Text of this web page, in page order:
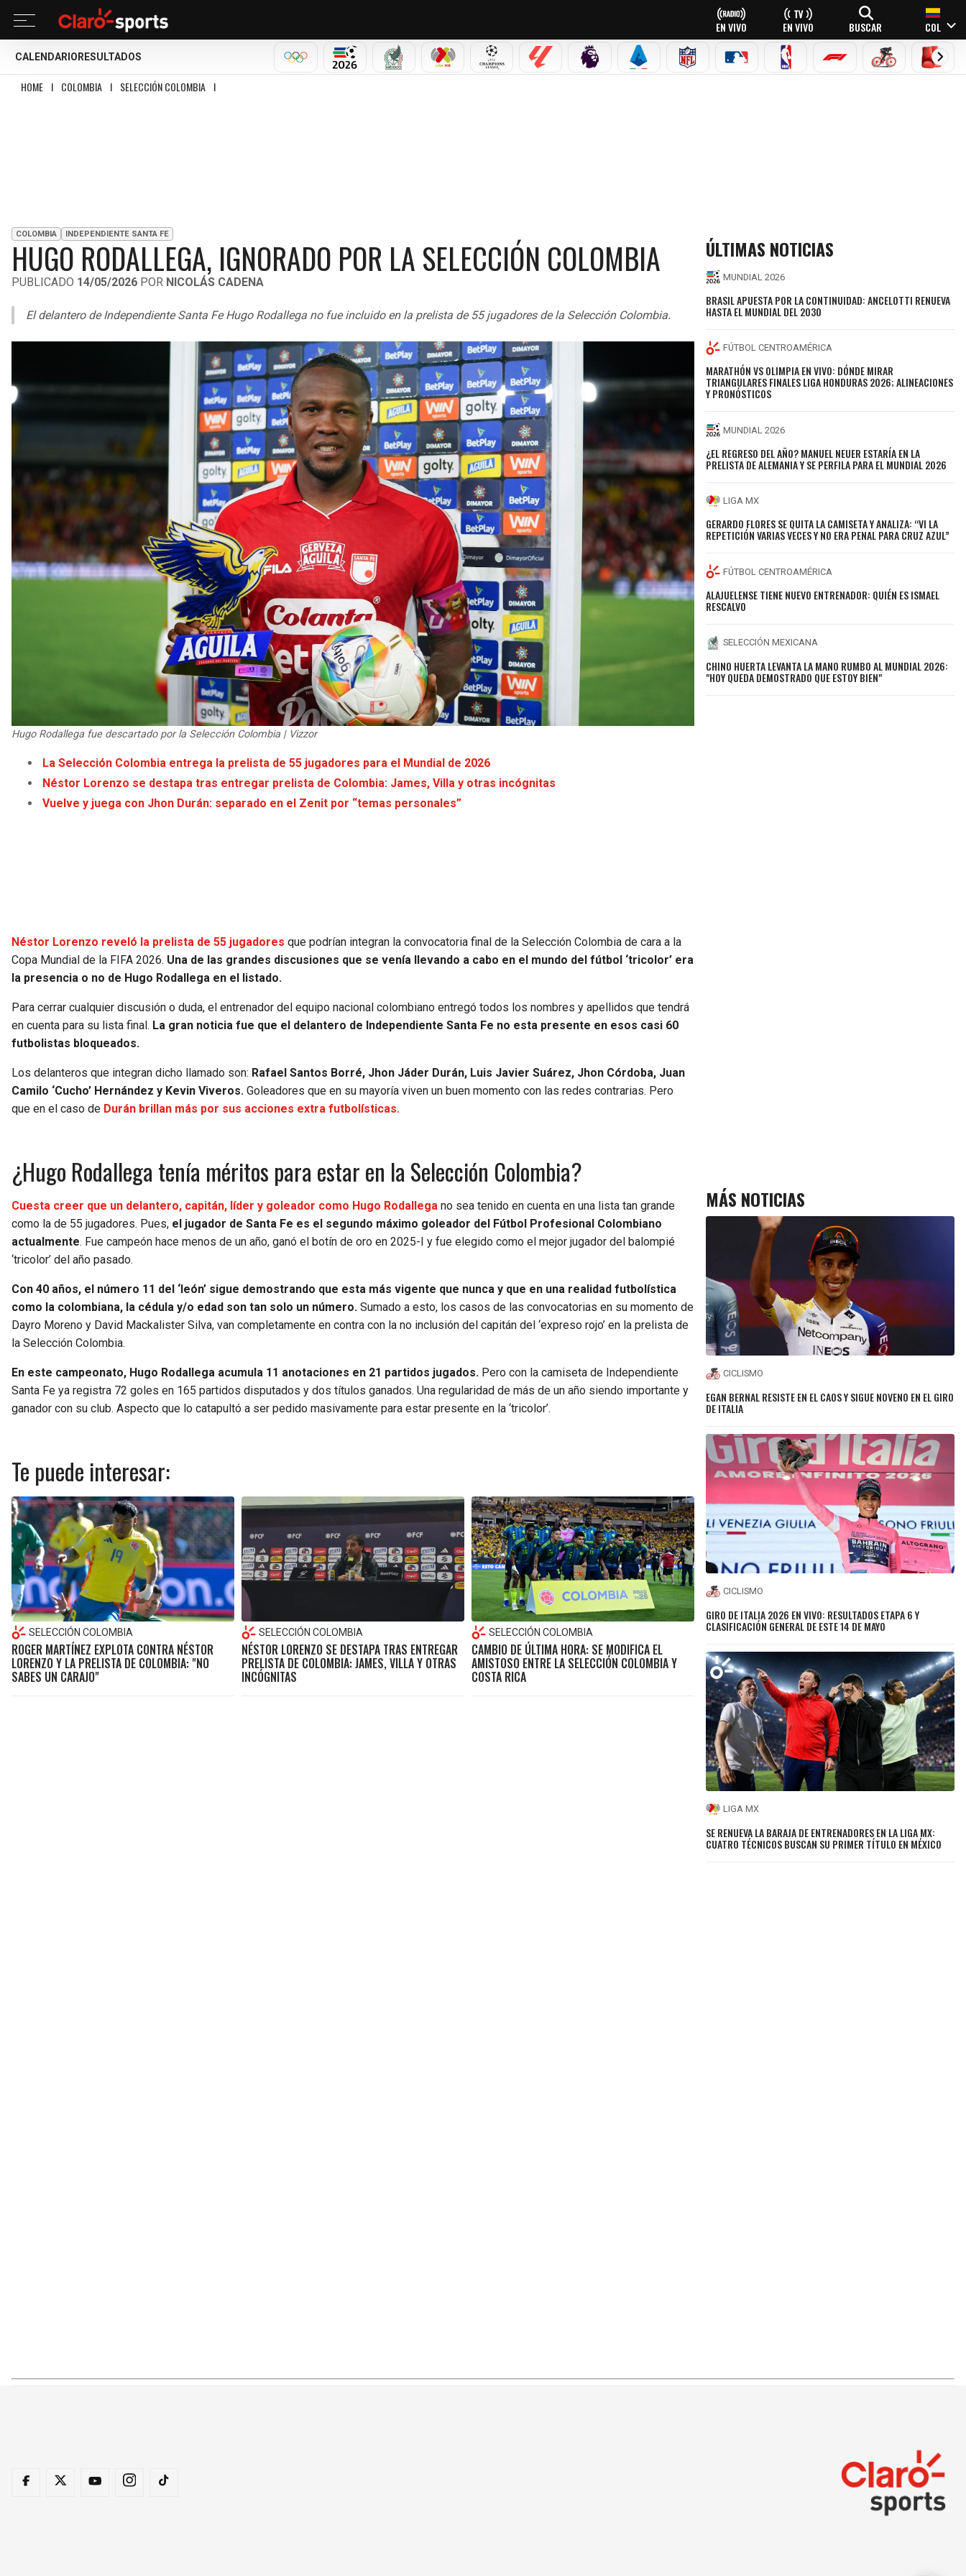
EN VIVO EN VIVO BUSCAR COL
CALENDARIO RESULTADOS
OLÍMPICOSMUNDIAL 2026SELECCIÓN MEXICANA
LIGA MX CHAMPIONS LEAGUE
LALIGA PREMIER LEAGUE
SERIE A NFL MLB NBA FÓRMULA 1CICLISMOBOXEO
HOME I COLOMBIA I SELECCIÓN COLOMBIA I
COLOMBIA INDEPENDIENTE SANTA FE
HUGO RODALLEGA, IGNORADO POR LA SELECCIÓN COLOMBIA
PUBLICADO 14/05/2026 POR NICOLÁS CADENA
El delantero de Independiente Santa Fe Hugo Rodallega no fue incluido en la prelista de 55 jugadores de la Selección Colombia.
Hugo Rodallega fue descartado por la Selección Colombia | Vizzor
La Selección Colombia entrega la prelista de 55 jugadores para el Mundial de 2026
Néstor Lorenzo se destapa tras entregar prelista de Colombia: James, Villa y otras incógnitas
Vuelve y juega con Jhon Durán: separado en el Zenit por “temas personales”
Néstor Lorenzo reveló la prelista de 55 jugadores que podrían integran la convocatoria final de la Selección Colombia de cara a la
Copa Mundial de la FIFA 2026. Una de las grandes discusiones que se venía llevando a cabo en el mundo del fútbol ‘tricolor’ era
la presencia o no de Hugo Rodallega en el listado.
Para cerrar cualquier discusión o duda, el entrenador del equipo nacional colombiano entregó todos los nombres y apellidos que tendrá
en cuenta para su lista final. La gran noticia fue que el delantero de Independiente Santa Fe no esta presente en esos casi 60
futbolistas bloqueados.
Los delanteros que integran dicho llamado son: Rafael Santos Borré, Jhon Jáder Durán, Luis Javier Suárez, Jhon Córdoba, Juan
Camilo ‘Cucho’ Hernández y Kevin Viveros. Goleadores que en su mayoría viven un buen momento con las redes contrarias. Pero
que en el caso de Durán brillan más por sus acciones extra futbolísticas.
¿Hugo Rodallega tenía méritos para estar en la Selección Colombia?
Cuesta creer que un delantero, capitán, líder y goleador como Hugo Rodallega no sea tenido en cuenta en una lista tan grande
como la de 55 jugadores. Pues, el jugador de Santa Fe es el segundo máximo goleador del Fútbol Profesional Colombiano
actualmente. Fue campeón hace menos de un año, ganó el botín de oro en 2025-I y fue elegido como el mejor jugador del balompié
‘tricolor’ del año pasado.
Con 40 años, el número 11 del ‘león’ sigue demostrando que esta más vigente que nunca y que en una realidad futbolística
como la colombiana, la cédula y/o edad son tan solo un número. Sumado a esto, los casos de las convocatorias en su momento de
Dayro Moreno y David Mackalister Silva, van completamente en contra con la no inclusión del capitán del ‘expreso rojo’ en la prelista de
la Selección Colombia.
En este campeonato, Hugo Rodallega acumula 11 anotaciones en 21 partidos jugados. Pero con la camiseta de Independiente
Santa Fe ya registra 72 goles en 165 partidos disputados y dos títulos ganados. Una regularidad de más de un año siendo importante y
ganador con su club. Aspecto que lo catapultó a ser pedido masivamente para estar presente en la ‘tricolor’.
Te puede interesar:
SELECCIÓN COLOMBIA
ROGER MARTÍNEZ EXPLOTA CONTRA NÉSTOR
LORENZO Y LA PRELISTA DE COLOMBIA: "NO
SABES UN CARAJO"
SELECCIÓN COLOMBIA
NÉSTOR LORENZO SE DESTAPA TRAS ENTREGAR
PRELISTA DE COLOMBIA: JAMES, VILLA Y OTRAS
INCÓGNITAS
SELECCIÓN COLOMBIA
CAMBIO DE ÚLTIMA HORA: SE MODIFICA EL
AMISTOSO ENTRE LA SELECCIÓN COLOMBIA Y
COSTA RICA
ÚLTIMAS NOTICIAS
MUNDIAL 2026
BRASIL APUESTA POR LA CONTINUIDAD: ANCELOTTI RENUEVA
HASTA EL MUNDIAL DEL 2030
FÚTBOL CENTROAMÉRICA
MARATHÓN VS OLIMPIA EN VIVO: DÓNDE MIRAR
TRIANGULARES FINALES LIGA HONDURAS 2026; ALINEACIONES
Y PRONÓSTICOS
MUNDIAL 2026
¿EL REGRESO DEL AÑO? MANUEL NEUER ESTARÍA EN LA
PRELISTA DE ALEMANIA Y SE PERFILA PARA EL MUNDIAL 2026
LIGA MX
GERARDO FLORES SE QUITA LA CAMISETA Y ANALIZA: “VI LA
REPETICIÓN VARIAS VECES Y NO ERA PENAL PARA CRUZ AZUL”
FÚTBOL CENTROAMÉRICA
ALAJUELENSE TIENE NUEVO ENTRENADOR: QUIÉN ES ISMAEL
RESCALVO
SELECCIÓN MEXICANA
CHINO HUERTA LEVANTA LA MANO RUMBO AL MUNDIAL 2026:
"HOY QUEDA DEMOSTRADO QUE ESTOY BIEN"
MÁS NOTICIAS
CICLISMO
EGAN BERNAL RESISTE EN EL CAOS Y SIGUE NOVENO EN EL GIRO
DE ITALIA
CICLISMO
GIRO DE ITALIA 2026 EN VIVO: RESULTADOS ETAPA 6 Y
CLASIFICACIÓN GENERAL DE ESTE 14 DE MAYO
LIGA MX
SE RENUEVA LA BARAJA DE ENTRENADORES EN LA LIGA MX:
CUATRO TÉCNICOS BUSCAN SU PRIMER TÍTULO EN MÉXICO